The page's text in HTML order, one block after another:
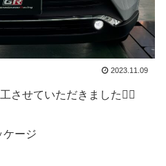
2023.11.09
させていただきました🙇‍♂️
ケージ